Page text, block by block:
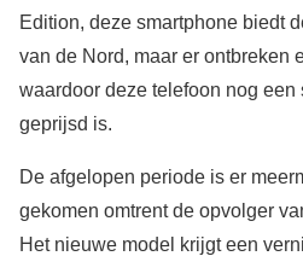
Edition, deze smartphone biedt
van de Nord, maar er ontbreken
waardoor deze telefoon nog
geprijsd is.
De afgelopen periode is er
gekomen omtrent de opvolger
Het nieuwe model krijgt een